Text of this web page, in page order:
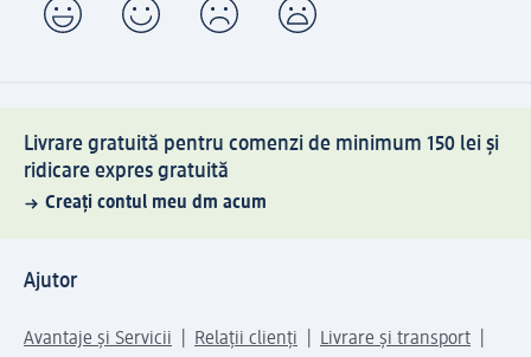
Livrare gratuită pentru comenzi de minimum 150 lei și
ridicare expres gratuită
Creați contul meu dm acum
Ajutor
Avantaje și Servicii Relații clienți
Livrare și transport